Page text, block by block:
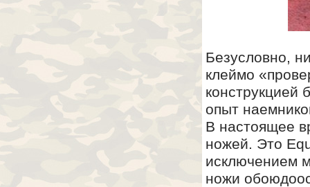
Безусловно,
клеймо
конструкцией
опыт
В настоящее
ножей. Это
исключением
ножи